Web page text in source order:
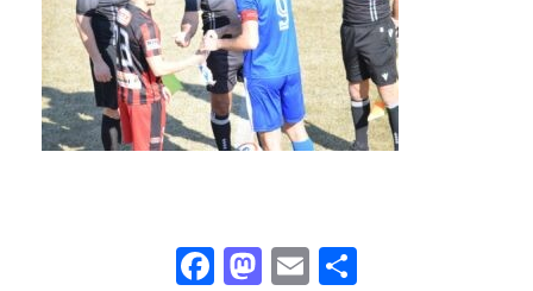
Facebook
Mastodon
Email